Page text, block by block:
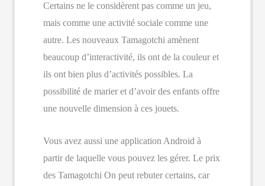
Certains ne le considèrent pas comme un jeu,
mais comme une activité sociale comme une
autre. Les nouveaux Tamagotchi amènent
beaucoup d’interactivité, ils ont de la couleur et
ils ont bien plus d’activités possibles. La
possibilité de marier et d’avoir des enfants offre
une nouvelle dimension à ces jouets.
Vous avez aussi une application Android à
partir de laquelle vous pouvez les gérer. Le prix
des Tamagotchi On peut rebuter certains, car